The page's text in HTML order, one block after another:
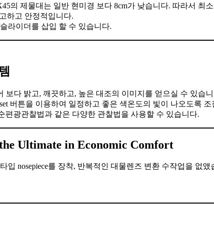
의 제물대는 일반 현미경 보다 8cm가 낮습니다. 따라서 최
하고 안정적입니다.
슬라이더를 삽입 할 수 있습니다.
보다 밝고, 깨끗하고, 높은 대조의 이미지를 얻으실 수 있습
버튼을 이용하여 일정하고 좋은 색온도의 빛이 나오도록
편광관찰법과 같은 다양한 관찰법을 사용할 수 있습니다.
Ultimate in Economic Comfort
입 nosepiece를 장착, 반복적인 대물렌즈 변환 수작업을 없